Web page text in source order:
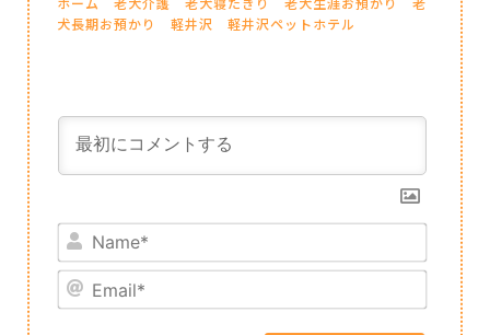
犬長期お預かり
軽井沢 軽井沢ペットホテル
Name*
Email*